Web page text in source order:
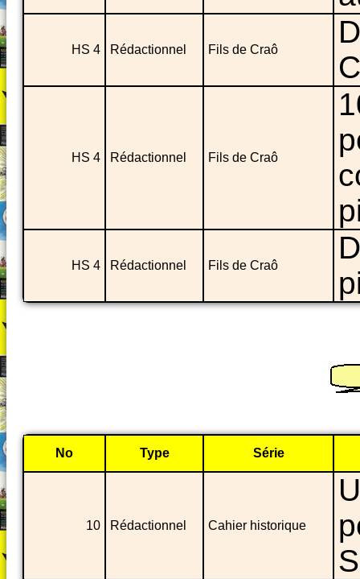
HS 4 Rédactionnel Fils de Craô
HS 4 Rédactionnel Fils de Craô
HS 4 Rédactionnel Fils de Craô
No Type Série
10 Rédactionnel Cahier historique